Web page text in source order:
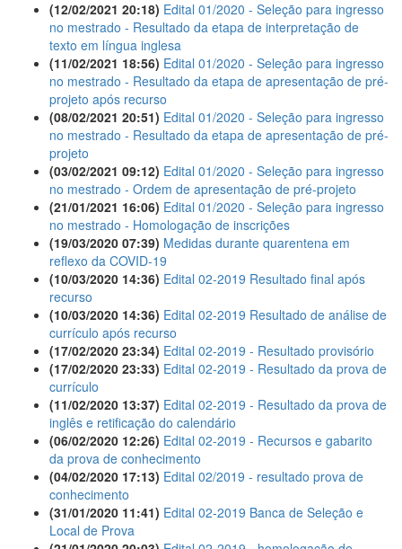
(12/02/2021 20:18) Edital 01/2020 - Seleção para ingresso
no mestrado - Resultado da etapa de interpretação de
texto em língua inglesa
(11/02/2021 18:56) Edital 01/2020 - Seleção para ingresso
no mestrado - Resultado da etapa de apresentação de pré-
projeto após recurso
(08/02/2021 20:51) Edital 01/2020 - Seleção para ingresso
no mestrado - Resultado da etapa de apresentação de pré-
projeto
(03/02/2021 09:12) Edital 01/2020 - Seleção para ingresso
no mestrado - Ordem de apresentação de pré-projeto
(21/01/2021 16:06) Edital 01/2020 - Seleção para ingresso
no mestrado - Homologação de inscrições
(19/03/2020 07:39) Medidas durante quarentena em
reflexo da COVID-19
(10/03/2020 14:36) Edital 02-2019 Resultado final após
recurso
(10/03/2020 14:36) Edital 02-2019 Resultado de análise de
currículo após recurso
(17/02/2020 23:34) Edital 02-2019 - Resultado provisório
(17/02/2020 23:33) Edital 02-2019 - Resultado da prova de
currículo
(11/02/2020 13:37) Edital 02-2019 - Resultado da prova de
inglês e retificação do calendário
(06/02/2020 12:26) Edital 02-2019 - Recursos e gabarito
da prova de conhecimento
(04/02/2020 17:13) Edital 02/2019 - resultado prova de
conhecimento
(31/01/2020 11:41) Edital 02-2019 Banca de Seleção e
Local de Prova